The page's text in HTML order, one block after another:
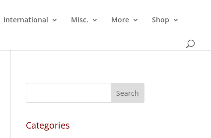
International Misc. More Shop
Categories